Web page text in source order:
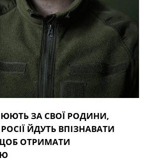
ЗА СВОЇ РОДИНИ,
ЙДУТЬ ВПІЗНАВАТИ
ОТРИМАТИ